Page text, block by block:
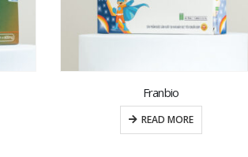
Élo khan viên ngậm ho thảo mộc
READ MORE